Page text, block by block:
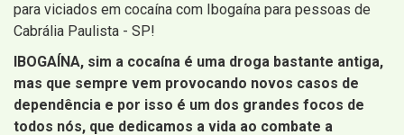
para viciados em cocaína com Ibogaína para pessoas de
Cabrália Paulista - SP!
IBOGAÍNA, sim a cocaína é uma droga bastante antiga,
mas que sempre vem provocando novos casos de
dependência e por isso é um dos grandes focos de
todos nós, que dedicamos a vida ao combate a